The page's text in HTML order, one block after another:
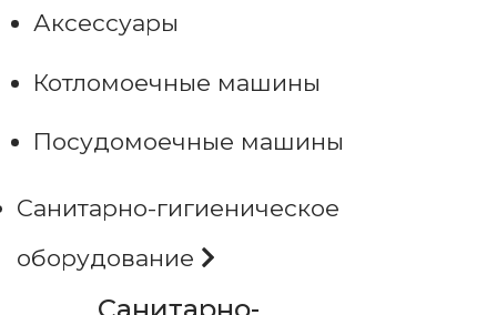
Аксессуары
Котломоечные машины
Посудомоечные машины
Санитарно-гигиеническое
оборудование